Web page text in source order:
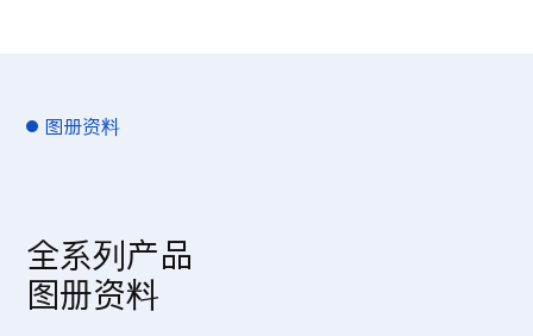
图册资料
全系列产品
图册资料